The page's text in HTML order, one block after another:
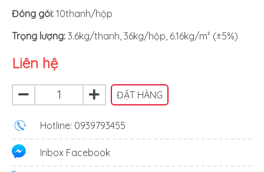
Đóng gói: 10thanh/hộp
Trọng lượng: 3.6kg/thanh, 36kg/hộp, 6.16kg/m² (±5%)
Liên hệ
ĐẶT HÀNG
Hotline: 0939793455
Inbox Facebook